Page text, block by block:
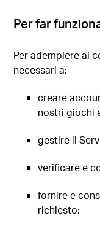
Per far
Per adempiere al
necessari a:
creare
nostri giochi
gestire il
verificare e
fornire e
richiesto;